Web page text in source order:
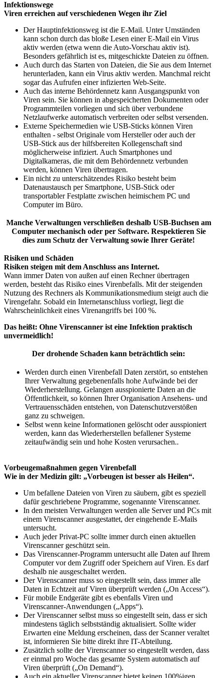
Infektionswege
Viren erreichen auf verschiedenen Wegen ihr Ziel
Der Hauptinfektionsweg ist die E-Mail. Unter Umständen
kann schon durch das bloße Lesen einer E-Mail ein Virus
aktiv werden (etwa wenn die Auto-Vorschau aktiv ist).
Besonders gefährlich ist es, mitgeschickte Dateien zu öffnen.
Auch durch das Starten von Dateien, die Sie aus dem Internet
herunterladen, kann ein Virus aktiv werden. Manchmal reicht
sogar das Aufrufen einer infizierten Web-Seite.
Auch das interne Behördennetz kann Ausgangspunkt von
Viren sein. Sie können in abgespeicherten Dokumenten oder
Programmteilen vorliegen und sich über verbundene
Netzlaufwerke automatisch verbreiten oder selbst versenden.
Externe Speichermedien wie USB-Sticks können Viren
enthalten - selbst Originale vom Hersteller oder auch der
USB-Stick aus der hilfsbereiten Kollegenschaft sind
möglicherweise infiziert. Auch Smartphones und
Digitalkameras, die mit dem Behördennetz verbunden
werden, können Viren übertragen.
Ein nicht zu unterschätzendes Risiko besteht beim
Datenaustausch per Smartphone, USB-Stick oder
transportabler Festplatte zwischen heimischem PC und
Computer im Büro.
Manche Verwaltungen verschließen deshalb USB-Buchsen am
Computer mechanisch oder per Software. Respektieren Sie
dies zum Schutz der Verwaltung sowie Ihrer Geräte!
Risiken und Schäden
Risiken steigen mit dem Anschluss ans Internet.
Wann immer Daten von außen auf einen Rechner übertragen
werden, besteht das Risiko eines Virenbefalls. Mit der steigenden
Nutzung des Rechners als Kommunikationsmedium steigt auch die
Virengefahr. Sobald ein Internetanschluss vorliegt, liegt die
Wahrscheinlichkeit eines Virenangriffs bei 100 %.
Das heißt: Ohne Virenscanner ist eine Infektion praktisch
unvermeidlich!
Der drohende Schaden kann beträchtlich sein:
Werden durch einen Virenbefall Daten zerstört, so entstehen
Ihrer Verwaltung gegebenenfalls hohe Aufwände bei der
Wiederherstellung. Gelangen ausspionierte Daten an die
Öffentlichkeit, so können Ihrer Organisation Ansehens- und
Vertrauensschäden entstehen, von Datenschutzverstößen
ganz zu schweigen.
Selbst wenn keine Informationen gelöscht oder ausspioniert
werden, kann das Wiederherstellen befallener Systeme
zeitaufwändig sein und hohe Kosten verursachen..
Vorbeugemaßnahmen gegen Virenbefall
Wie in der Medizin gilt: „Vorbeugen ist besser als Heilen“.
Um befallene Dateien von Viren zu säubern, gibt es speziell
dafür geschriebene Programme, sogenannte Virenscanner.
In den meisten Verwaltungen werden alle Server und PCs mit
einem Virenscanner ausgestattet, der eingehende E-Mails
untersucht.
Auch jeder Privat-PC sollte immer durch einen aktuellen
Virenscanner geschützt sein.
Das Virenscanner-Programm untersucht alle Daten auf Ihrem
Computer vor dem Zugriff oder Speichern auf Viren. Es darf
deshalb nie ausgeschaltet werden.
Der Virenscanner muss so eingestellt sein, dass immer alle
Daten in Echtzeit auf Viren überprüft werden („On Access“).
Für mobile Endgeräte gibt es ebenfalls Viren und
Virenscanner-Anwendungen („Apps“).
Der Virenscanner selbst muss so eingestellt sein, dass er sich
mindestens täglich selbstständig aktualisiert. Sollte wider
Erwarten eine Meldung erscheinen, dass der Scanner veraltet
ist, informieren Sie bitte direkt ihre IT-Abteilung.
Zusätzlich sollte der Virenscanner so eingestellt werden, dass
er einmal pro Woche das gesamte System automatisch auf
Viren überprüft („On Demand“).